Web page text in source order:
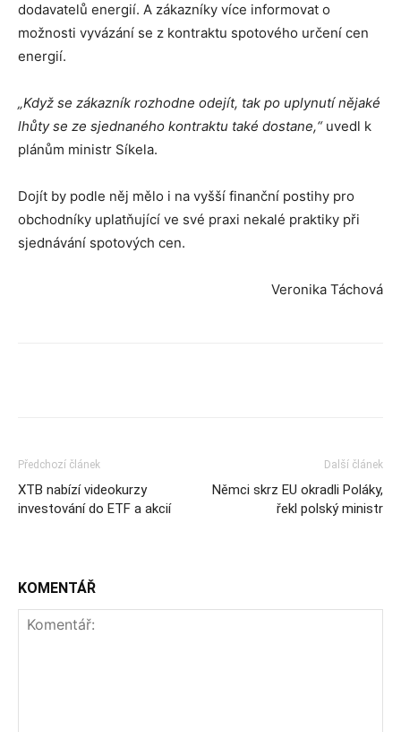
dodavatelů energií. A zákazníky více informovat o
možnosti vyvázání se z kontraktu spotového určení cen
energií.
„Když se zákazník rozhodne odejít, tak po uplynutí nějaké
lhůty se ze sjednaného kontraktu také dostane,“uvedl k
plánům ministr Síkela.
Dojít by podle něj mělo i na vyšší finanční postihy pro
obchodníky uplatňující ve své praxi nekalé praktiky při
sjednávání spotových cen.
Veronika Táchová
Předchozí článek
XTB nabízí videokurzy
investování do ETF a akcií
Další článek
Němci skrz EU okradli Poláky,
řekl polský ministr
KOMENTÁŘ